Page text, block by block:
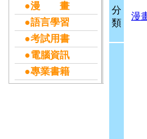
●漫 畫
●語言學習
●考試用書
●電腦資訊
●專業書籍
分
類
漫